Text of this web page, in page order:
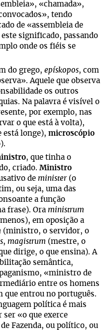
«chamada»,
tendo
de «assembleia de
significado, passando
onde os fiéis se
do grego, epískopos, com
Aquele que observa
os outros
Na palavra é visível o
por exemplo, nas
o que está à volta),
está longe), microscópio
, que tinha o
criado. Ministro
de minister(o
ou seja, uma das
a função
frase). Ora ministrum
em oposição a
(ministro, o servidor, o
, magistrum (mestre, o
dirige, o que ensina). A
semântica,
«ministro de
entre os homens
que entrou no português.
política é mais
«o que exerce
Fazenda, ou político, ou